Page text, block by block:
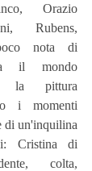
Orazio
Rubens,
nota di
il mondo
la pittura
i momenti
di un'inquilina
Cristina di
colta,